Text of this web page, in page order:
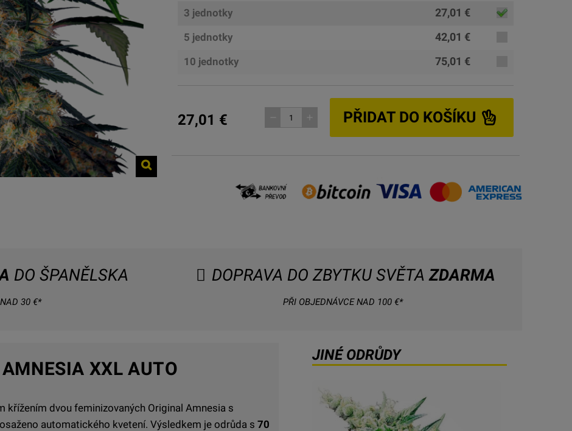
3 jednotky 27,01 €
5 jednotky 42,01 €
10 jednotky 75,01 €
27,01 € add PŘIDAT DO KOŠÍKU
DO ŠPANĚLSKA
30 €*
DOPRAVA DO ZBYTKU SVĚTAZDARMA
PŘI OBJEDNÁVCE NAD 100 €*
XXL AUTO
křížením dvou feminizovaných Original Amnesia s
automatického kvetení. Výsledkem je odrůda s 70
JINÉ ODRŮDY